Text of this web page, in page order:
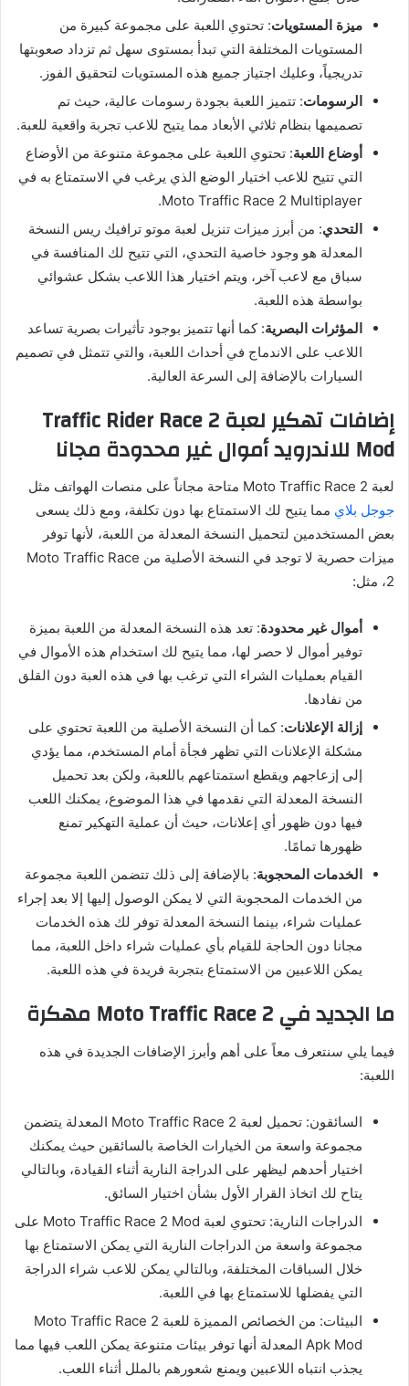
ميزة المستويات: تحتوي اللعبة على مجموعة كبيرة من
المستويات المختلفة التي تبدأ بمستوى سهل ثم تزداد صعوبتها
تدريجياً، وعليك اجتياز جميع هذه المستويات لتحقيق الفوز.
الرسومات: تتميز اللعبة بجودة رسومات عالية، حيث تم
تصميمها بنظام ثلاثي الأبعاد مما يتيح للاعب تجربة واقعية للعبة.
أوضاع اللعبة: تحتوي اللعبة على مجموعة متنوعة من الأوضاع
التي تتيح للاعب اختيار الوضع الذي يرغب في الاستمتاع به في
Moto Traffic Race 2 Multiplayer.
التحدي: من أبرز ميزات تنزيل لعبة موتو ترافيك ريس النسخة
المعدلة هو وجود خاصية التحدي، التي تتيح لك المنافسة في
سباق مع لاعب آخر، ويتم اختيار هذا اللاعب بشكل عشوائي
بواسطة هذه اللعبة.
المؤثرات البصرية: كما أنها تتميز بوجود تأثيرات بصرية تساعد
اللاعب على الاندماج في أحداث اللعبة، والتي تتمثل في تصميم
السيارات بالإضافة إلى السرعة العالية.
إضافات تهكير لعبة Traffic Rider Race 2
Mod للاندرويد أموال غير محدودة مجانا
لعبة Moto Traffic Race 2 متاحة مجاناً على منصات الهواتف مثل
جوجل بلاي مما يتيح لك الاستمتاع بها دون تكلفة، ومع ذلك يسعى
بعض المستخدمين لتحميل النسخة المعدلة من اللعبة، لأنها توفر
ميزات حصرية لا توجد في النسخة الأصلية من Moto Traffic Race
2، مثل:
أموال غير محدودة: تعد هذه النسخة المعدلة من اللعبة بميزة
توفير أموال لا حصر لها، مما يتيح لك استخدام هذه الأموال في
القيام بعمليات الشراء التي ترغب بها في هذه العبة دون القلق
من نفادها.
إزالة الإعلانات: كما أن النسخة الأصلية من اللعبة تحتوي على
مشكلة الإعلانات التي تظهر فجأة أمام المستخدم، مما يؤدي
إلى إزعاجهم ويقطع استمتاعهم باللعبة، ولكن بعد تحميل
النسخة المعدلة التي نقدمها في هذا الموضوع، يمكنك اللعب
فيها دون ظهور أي إعلانات، حيث أن عملية التهكير تمنع
ظهورها تمامًا.
الخدمات المحجوبة: بالإضافة إلى ذلك تتضمن اللعبة مجموعة
من الخدمات المحجوبة التي لا يمكن الوصول إليها إلا بعد إجراء
عمليات شراء، بينما النسخة المعدلة توفر لك هذه الخدمات
مجانا دون الحاجة للقيام بأي عمليات شراء داخل اللعبة، مما
يمكن اللاعبين من الاستمتاع بتجربة فريدة في هذه اللعبة.
ما الجديد في Moto Traffic Race 2 مهكرة
فيما يلي سنتعرف معاً على أهم وأبرز الإضافات الجديدة في هذه
اللعبة:
السائقون: تحميل لعبة Moto Traffic Race 2 المعدلة يتضمن
مجموعة واسعة من الخيارات الخاصة بالسائقين حيث يمكنك
اختيار أحدهم ليظهر على الدراجة النارية أثناء القيادة، وبالتالي
يتاح لك اتخاذ القرار الأول بشأن اختيار السائق.
الدراجات النارية: تحتوي لعبة Moto Traffic Race 2 Mod على
مجموعة واسعة من الدراجات النارية التي يمكن الاستمتاع بها
خلال السباقات المختلفة، وبالتالي يمكن للاعب شراء الدراجة
التي يفضلها للاستمتاع بها في اللعبة.
البيئات: من الخصائص المميزة للعبة Moto Traffic Race 2
Apk Mod المعدلة أنها توفر بيئات متنوعة يمكن اللعب فيها مما
يجذب انتباه اللاعبين ويمنع شعورهم بالملل أثناء اللعب.